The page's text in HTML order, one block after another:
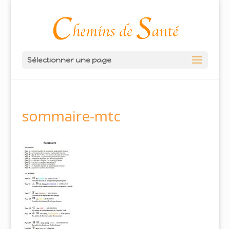
Sélectionner une page
sommaire-mtc